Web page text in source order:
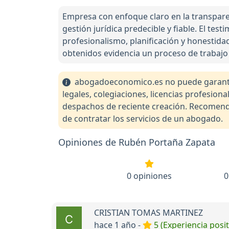
Empresa con enfoque claro en la
gestión jurídica predecible y fiable. El
profesionalismo, planificación y
obtenidos evidencia un proceso de
abogadoeconomico.es no puede
legales, colegiaciones, licencias
despachos de reciente creación.
de contratar los servicios de un abogado.
Opiniones de Rubén Portaña Zapata
0 opiniones
CRISTIAN TOMAS MARTINEZ
hace 1 año -
5 (Experiencia